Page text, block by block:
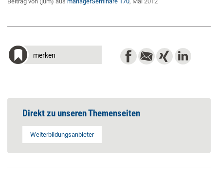
merken
Direkt zu unseren Themenseiten
Weiterbildungsanbieter